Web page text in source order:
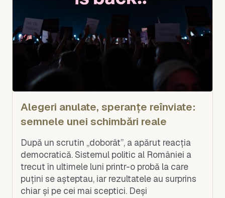
Alegeri anulate, speranțe reînviate:
semnele unei schimbări reale
După un scrutin „doborât”, a apărut reacția
democratică. Sistemul politic al României a
trecut în ultimele luni printr-o probă la care
puțini se așteptau, iar rezultatele au surprins
chiar și pe cei mai sceptici. Deși